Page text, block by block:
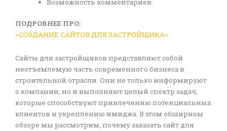
Возможность комментариев.
ПОДРОБНЕЕ ПРО:
>СОЗДАНИЕ САЙТОВ ДЛЯ ЗАСТРОЙЩИКА<
Сайты для застройщиков представляют собой
неотъемлемую часть современного бизнеса в
строительной отрасли. Они не только информируют
о компании, но и выполняют целый спектр задач,
которые способствуют привлечению потенциальных
клиентов и укреплению имиджа. В этом обширном
обзоре мы рассмотрим, почему заказать сайт для